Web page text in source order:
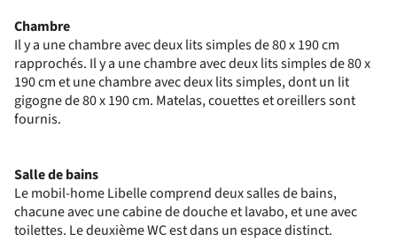
Chambre
Il y a une chambre avec deux lits simples de 80 x 190 cm
rapprochés. Il y a une chambre avec deux lits simples de 80 x
190 cm et une chambre avec deux lits simples, dont un lit
gigogne de 80 x 190 cm. Matelas, couettes et oreillers sont
fournis.
Salle de bains
Le mobil-home Libelle comprend deux salles de bains,
chacune avec une cabine de douche et lavabo, et une avec
toilettes. Le deuxième WC est dans un espace distinct.